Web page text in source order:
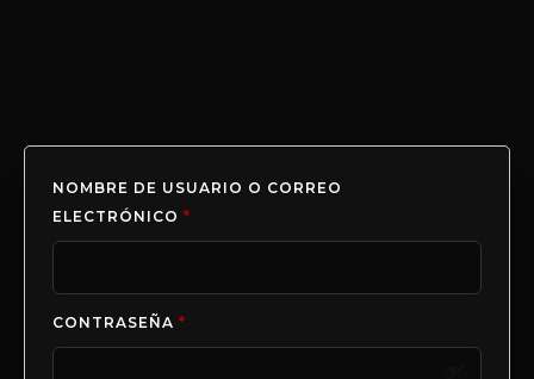
NOMBRE DE USUARIO O CORREO
ELECTRÓNICO *
CONTRASEÑA *